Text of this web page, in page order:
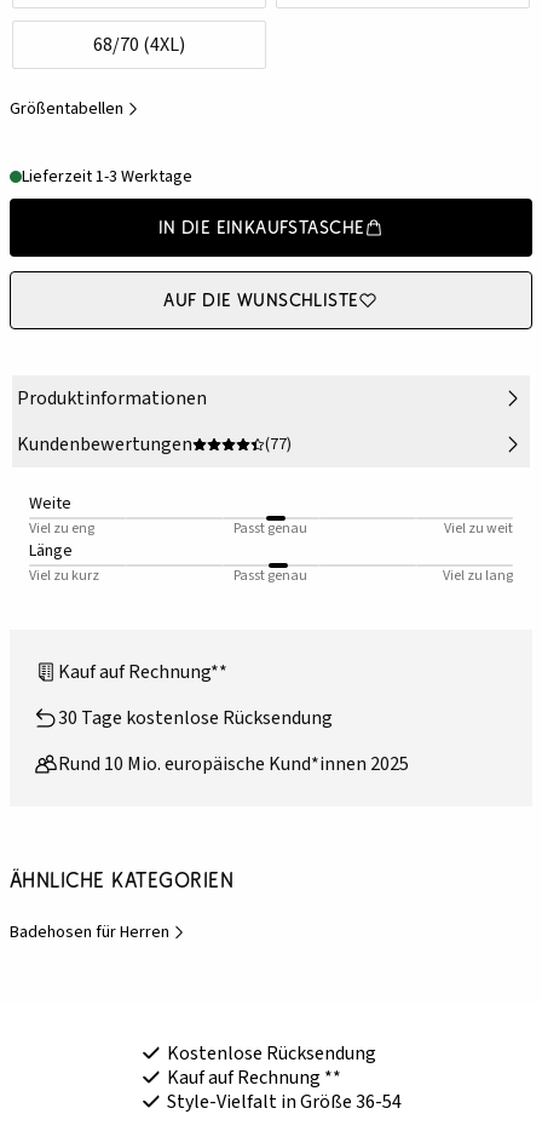
68/70 (4XL)
Größentabellen
Lieferzeit 1-3 Werktage
In die Einkaufstasche
Auf die Wunschliste
Produktinformationen
Kundenbewertungen
(77)
Weite
Viel zu eng Passt genau Viel zu weit
Länge
Viel zu kurz Passt genau Viel zu lang
Kauf auf Rechnung**
30 Tage kostenlose Rücksendung
Rund 10 Mio. europäische Kund*innen 2025
Ähnliche Kategorien
Badehosen für Herren
Kostenlose Rücksendung
Kauf auf Rechnung **
Style-Vielfalt in Größe 36-54